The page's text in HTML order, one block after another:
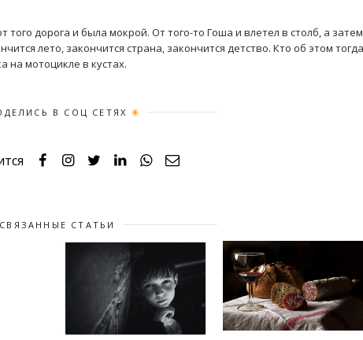
дорога и была мокрой. От того-то Гоша и влетел в столб, а
лето, закончится страна, закончится детство. Кто об этом тогда
на мотоцикле в кустах.
В СОЦ СЕТЯХ
СВЯЗАННЫЕ СТАТЬИ